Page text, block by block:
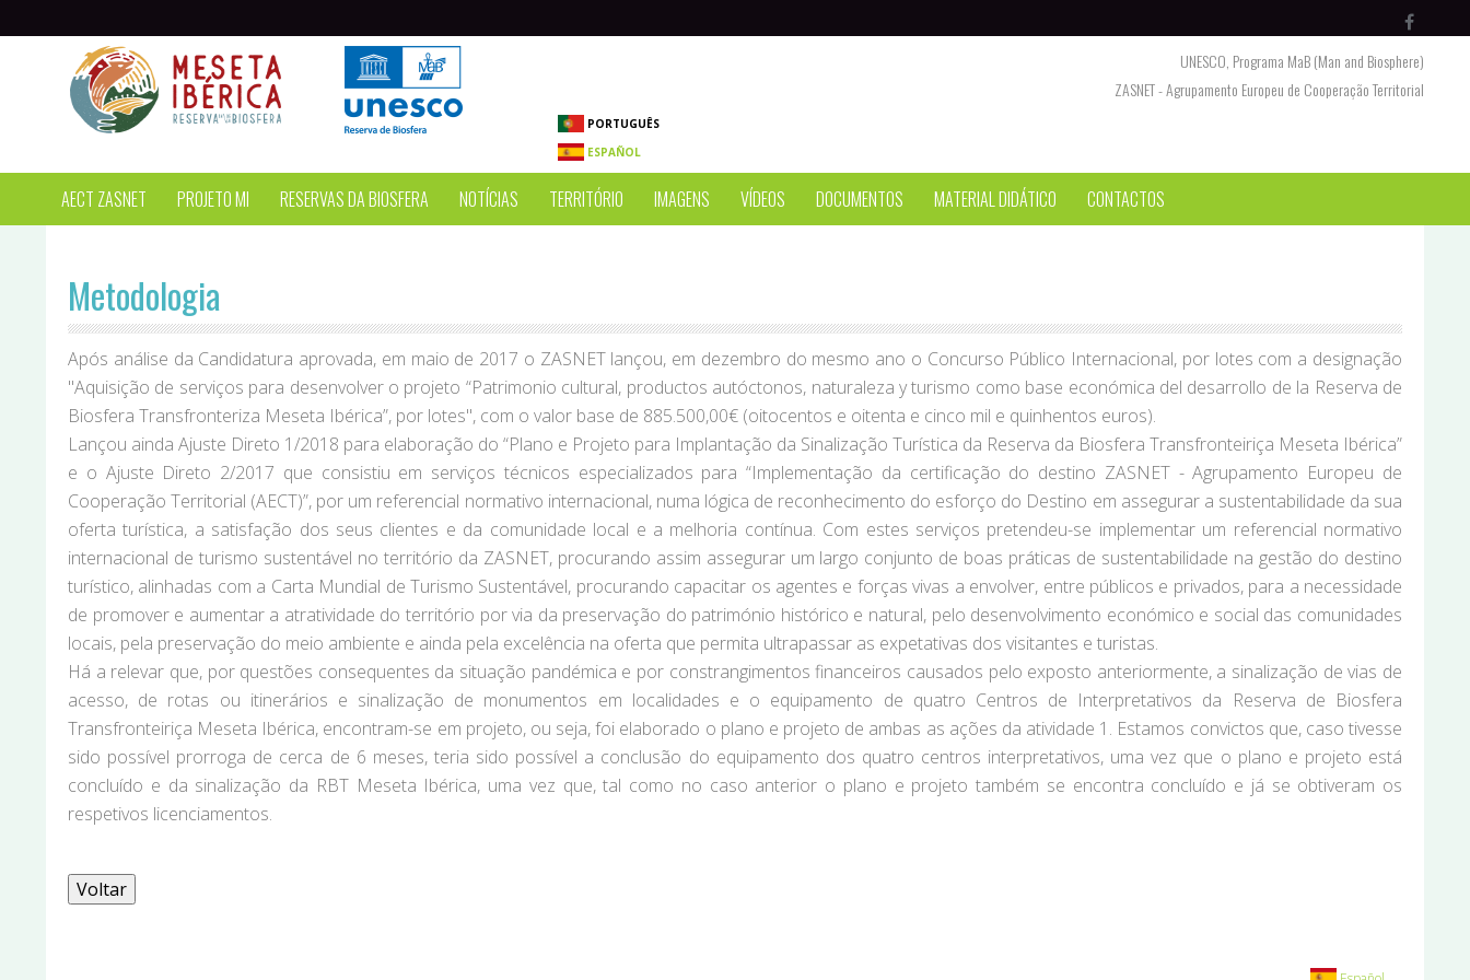
PORTUGUÊS
ESPAÑOL
UNESCO, Programa MaB (Man and Biosphere)
ZASNET - Agrupamento Europeu de Cooperação Territorial
AECT ZASNET PROJETO MI RESERVAS DA BIOSFERA NOTÍCIAS TERRITÓRIO IMAGENS VÍDEOS DOCUMENTOS MATERIAL DIDÁTICO CONTACTOS
Metodologia
Após análise da Candidatura aprovada, em maio de 2017 o ZASNET lançou, em dezembro do mesmo ano o Concurso Público Internacional, por lotes com a designação
"Aquisição de serviços para desenvolver o projeto “Patrimonio cultural, productos autóctonos, naturaleza y turismo como base económica del desarrollo de la Reserva de
Biosfera Transfronteriza Meseta Ibérica”, por lotes", com o valor base de 885.500,00€ (oitocentos e oitenta e cinco mil e quinhentos euros).
Lançou ainda Ajuste Direto 1/2018 para elaboração do “Plano e Projeto para Implantação da Sinalização Turística da Reserva da Biosfera Transfronteiriça Meseta Ibérica”
e o Ajuste Direto 2/2017 que consistiu em serviços técnicos especializados para “Implementação da certificação do destino ZASNET - Agrupamento Europeu de
Cooperação Territorial (AECT)”, por um referencial normativo internacional, numa lógica de reconhecimento do esforço do Destino em assegurar a sustentabilidade da sua
oferta turística, a satisfação dos seus clientes e da comunidade local e a melhoria contínua. Com estes serviços pretendeu-se implementar um referencial normativo
internacional de turismo sustentável no território da ZASNET, procurando assim assegurar um largo conjunto de boas práticas de sustentabilidade na gestão do destino
turístico, alinhadas com a Carta Mundial de Turismo Sustentável, procurando capacitar os agentes e forças vivas a envolver, entre públicos e privados, para a necessidade
de promover e aumentar a atratividade do território por via da preservação do património histórico e natural, pelo desenvolvimento económico e social das comunidades
locais, pela preservação do meio ambiente e ainda pela excelência na oferta que permita ultrapassar as expetativas dos visitantes e turistas.
Há a relevar que, por questões consequentes da situação pandémica e por constrangimentos financeiros causados pelo exposto anteriormente, a sinalização de vias de
acesso, de rotas ou itinerários e sinalização de monumentos em localidades e o equipamento de quatro Centros de Interpretativos da Reserva de Biosfera
Transfronteiriça Meseta Ibérica, encontram-se em projeto, ou seja, foi elaborado o plano e projeto de ambas as ações da atividade 1. Estamos convictos que, caso tivesse
sido possível prorroga de cerca de 6 meses, teria sido possível a conclusão do equipamento dos quatro centros interpretativos, uma vez que o plano e projeto está
concluído e da sinalização da RBT Meseta Ibérica, uma vez que, tal como no caso anterior o plano e projeto também se encontra concluído e já se obtiveram os
respetivos licenciamentos.
Voltar